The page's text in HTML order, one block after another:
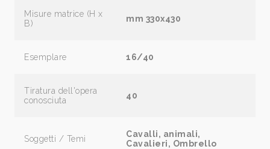
Misure matrice (H x
B)
mm 330x430
Esemplare 16/40
Tiratura dell'opera
conosciuta
40
Soggetti / Temi
Cavalli, animali,
Cavalieri, Ombrello